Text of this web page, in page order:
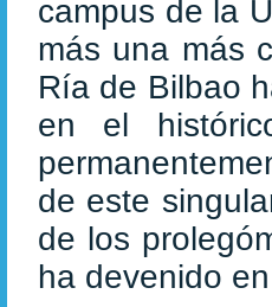
campus de la
más una más
Ría de Bilbao
en el
de este
de los
ha devenido